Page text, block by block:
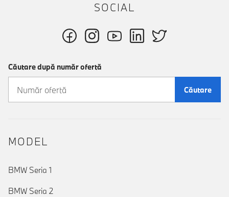
SOCIAL
Căutare după număr ofertă
Căutare
MODEL
BMW Seria 1
BMW Seria 2